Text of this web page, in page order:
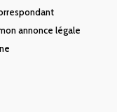
annonce légale